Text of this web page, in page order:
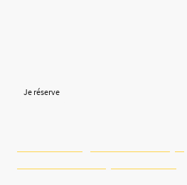
Je réserve